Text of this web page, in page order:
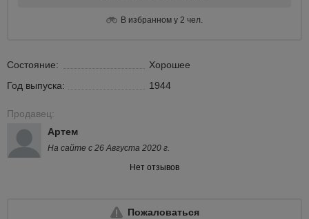
В избранном у 2 чел.
Состояние:
Хорошее
Год выпуска:
1944
Продавец:
Артем
На сайте с 26 Августа 2020 г.
Нет отзывов
Пожаловаться